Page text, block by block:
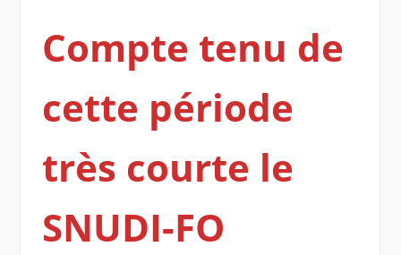
Compte tenu de
cette période
très courte le
SNUDI-FO